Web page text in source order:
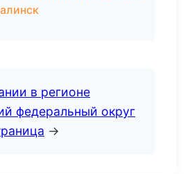
в регионе
федеральный округ
→